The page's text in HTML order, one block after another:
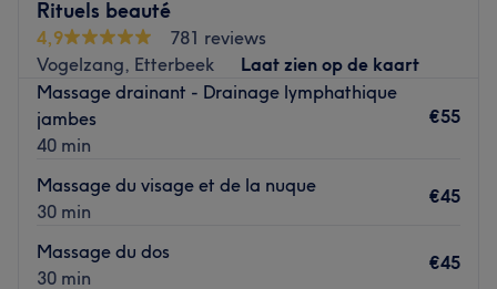
NB : Les règlements sur place devront être effectués en
espèces ou avec aplicattion on line.
Go to venue
soin des pieds. Vous pourrez également profiter d’une
réflexologie plantaire ou d’un massage des pieds
relaxant. Tout ça dans le calme et la détente, pendant
qu'on vous prodigue les meilleurs conseils.
Rituels beauté
4,9
781 reviews
Vogelzang, Etterbeek
Laat zien op de kaart
Massage drainant - Drainage lymphathique
jambes
40 min
€55
Massage du visage et de la nuque
30 min
€45
Massage du dos
30 min
€45